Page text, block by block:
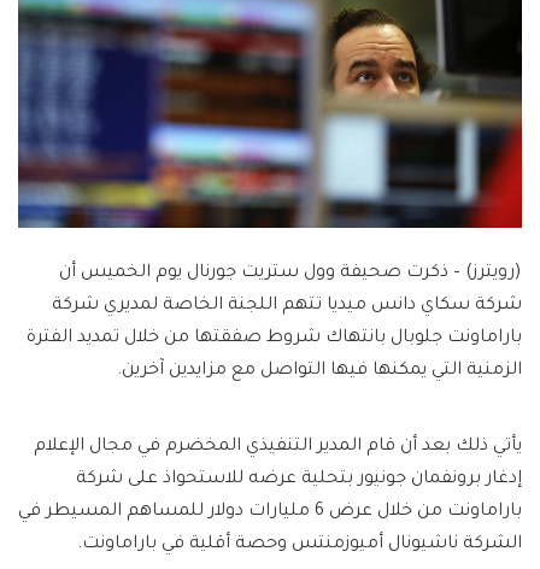
(رويترز) – ذكرت صحيفة وول ستريت جورنال يوم الخميس أن
شركة سكاي دانس ميديا ​​تتهم اللجنة الخاصة لمديري شركة
باراماونت جلوبال بانتهاك شروط صفقتها من خلال تمديد الفترة
الزمنية التي يمكنها فيها التواصل مع مزايدين آخرين.
يأتي ذلك بعد أن قام المدير التنفيذي المخضرم في مجال الإعلام
إدغار برونفمان جونيور بتحلية عرضه للاستحواذ على شركة
باراماونت من خلال عرض 6 مليارات دولار للمساهم المسيطر في
الشركة ناشيونال أميوزمنتس وحصة أقلية في باراماونت.